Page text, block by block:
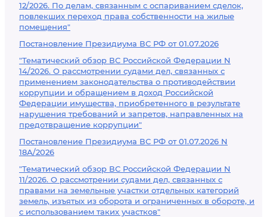
12/2026. По делам, связанным с оспариванием сделок,
повлекших переход права собственности на жилые
помещения"
Постановление Президиума ВС РФ от 01.07.2026
"Тематический обзор ВС Российской Федерации N
14/2026. О рассмотрении судами дел, связанных с
применением законодательства о противодействии
коррупции и обращением в доход Российской
Федерации имущества, приобретенного в результате
нарушения требований и запретов, направленных на
предотвращение коррупции"
Постановление Президиума ВС РФ от 01.07.2026 N
18А/2026
"Тематический обзор ВС Российской Федерации N
11/2026. О рассмотрении судами дел, связанных с
правами на земельные участки отдельных категорий
земель, изъятых из оборота и ограниченных в обороте, и
с использованием таких участков"